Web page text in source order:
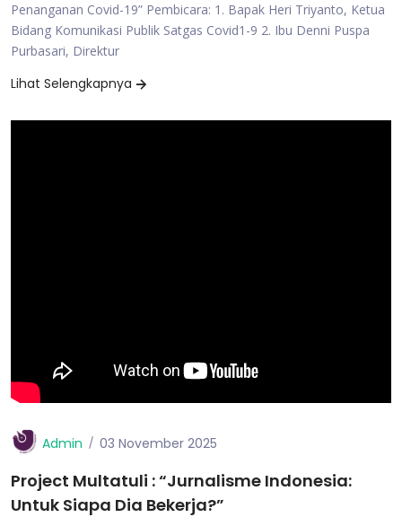
Penanganan Covid-19” Pembicara: 1. Bapak Heri Triyanto, Ketua
Bidang Komunikasi Publik Satgas Covid1-9 2. Ibu Denni Puspa
Purbasari, Direktur
Lihat Selengkapnya
Admin 03 November 2025
Project Multatuli : “Jurnalisme Indonesia:
Untuk Siapa Dia Bekerja?”